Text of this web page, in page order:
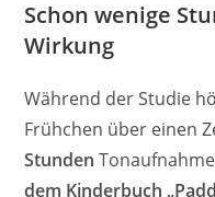
Schon wenige
Wirkung
Während der Studie
Frühchen über einen
Stunden
dem Kinderbuch